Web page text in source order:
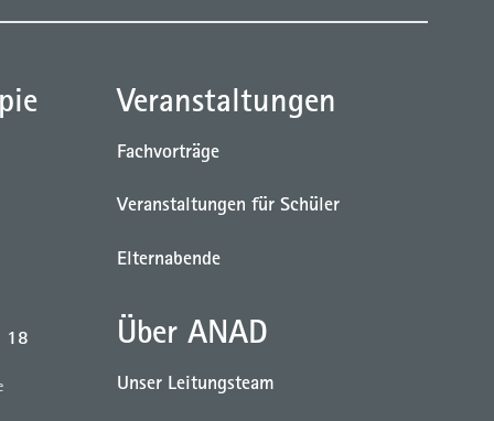
18
Veranstaltungen
Fachvorträge
Veranstaltungen für Schüler
Elternabende
Über ANAD
Unser Leitungsteam